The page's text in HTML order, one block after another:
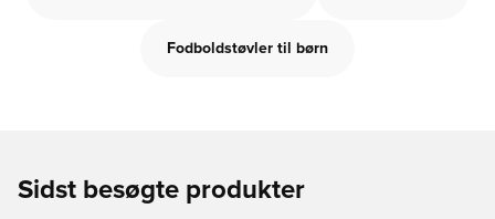
Fodboldstøvler til børn
Sidst besøgte produkter